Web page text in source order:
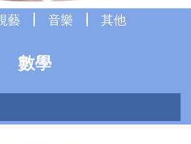
藝 音樂 其他
數學